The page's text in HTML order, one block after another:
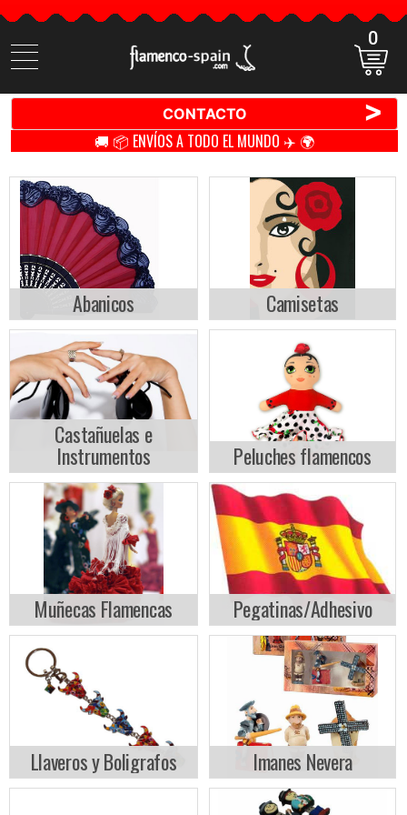
Buscar
productos
0
CONTACTO >
🚚 📦 ENVÍOS A TODO EL MUNDO ✈️ 🌍
Abanicos Camisetas
Castañuelas e
Instrumentos Peluches flamencos
Muñecas Flamencas Pegatinas/Adhesivo
Llaveros y Boligrafos Imanes Nevera